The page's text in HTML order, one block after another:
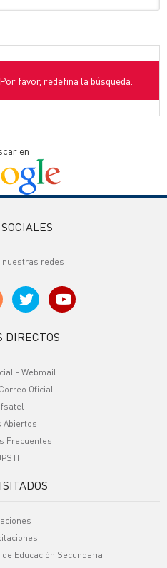
favor, redefina la búsqueda.
en
nuestras redes
DIRECTOS
- Webmail
Oficial
Abiertos
Frecuentes
Educación Secundaria